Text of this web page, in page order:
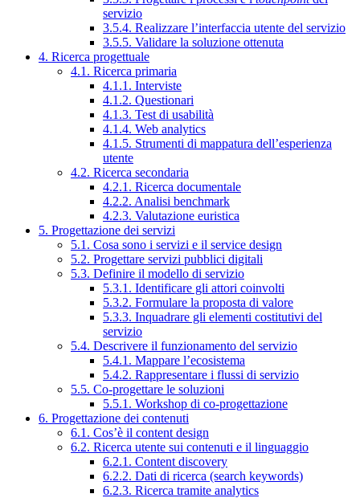
servizio
3.5.4. Realizzare l’interfaccia utente del servizio
3.5.5. Validare la soluzione ottenuta
4. Ricerca progettuale
4.1. Ricerca primaria
4.1.1. Interviste
4.1.2. Questionari
4.1.3. Test di usabilità
4.1.4. Web analytics
4.1.5. Strumenti di mappatura dell’esperienza
utente
4.2. Ricerca secondaria
4.2.1. Ricerca documentale
4.2.2. Analisi benchmark
4.2.3. Valutazione euristica
5. Progettazione dei servizi
5.1. Cosa sono i servizi e il service design
5.2. Progettare servizi pubblici digitali
5.3. Definire il modello di servizio
5.3.1. Identificare gli attori coinvolti
5.3.2. Formulare la proposta di valore
5.3.3. Inquadrare gli elementi costitutivi del
servizio
5.4. Descrivere il funzionamento del servizio
5.4.1. Mappare l’ecosistema
5.4.2. Rappresentare i flussi di servizio
5.5. Co-progettare le soluzioni
5.5.1. Workshop di co-progettazione
6. Progettazione dei contenuti
6.1. Cos’è il content design
6.2. Ricerca utente sui contenuti e il linguaggio
6.2.1. Content discovery
6.2.2. Dati di ricerca (search keywords)
6.2.3. Ricerca tramite analytics